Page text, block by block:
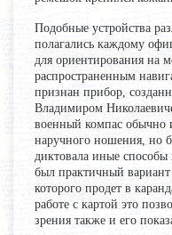
Подобные устройства
полагались каждому
для ориентирования на
распространенным
признан прибор,
Владимиром
военный компас обычно
наручного ношения, но
диктовала иные способы
был практичный
которого продет в
работе с картой это
зрения также и его